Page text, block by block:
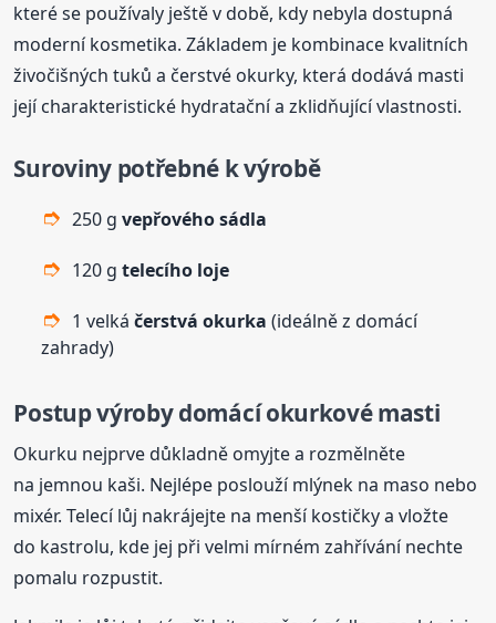
které se používaly ještě v době, kdy nebyla dostupná
moderní kosmetika. Základem je kombinace kvalitních
živočišných tuků a čerstvé okurky, která dodává masti
její charakteristické hydratační a zklidňující vlastnosti.
Suroviny potřebné k výrobě
250 gvepřového sádla
120 gtelecího loje
1 velkáčerstvá okurka (ideálně z domácí
zahrady)
Postup výroby domácí okurkové masti
Okurku nejprve důkladně omyjte a rozmělněte
na jemnou kaši. Nejlépe poslouží mlýnek na maso nebo
mixér. Telecí lůj nakrájejte na menší kostičky a vložte
do kastrolu, kde jej při velmi mírném zahřívání nechte
pomalu rozpustit.